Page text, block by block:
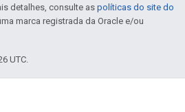
detalhes, consulte as políticas do site do
marca registrada da Oracle e/ou
UTC.